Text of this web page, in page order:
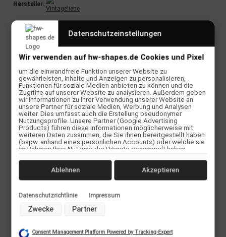
Hersteller:
Beschreibung
Endlich können wir Euch den schönen Schmuck von der Lieben
Kathrin von Vintageliebe anbieten. Maritimes Flair und schöne
Motive lassen dich noch mehr strahlen.
Extra für uns hat sie diese schönen Ketten, bestehend aus einem
Anker, Perlen und einem Seidenband gestaltet. Das Seidenband ist
schon mit einem Schiebeknoten versehen. So kannst du die Kette
beliebig verstellen.
TECHNISCHE DETAILS
Der Anhänger ist aus Edelstahl und dann mit 2 Schichten,
Gold oder Rosegold beschichtet.
Olive farbiges Seidenband verstellbar
Datenschutzeinstellungen
Wir verwenden auf hw-shapes.de Cookies und Pixel
um die einwandfreie Funktion unserer Website zu
gewährleisten, Inhalte und Anzeigen zu personalisieren,
Funktionen für soziale Medien anbieten zu können und die
Zugriffe auf unserer Website zu analysieren. Außerdem geben
wir Informationen zu Ihrer Verwendung unserer Website an
unsere Partner für soziale Medien, Werbung und Analysen
weiter. Dies umfasst auch die Erstellung pseudonymer
Nutzungsprofile. Unsere Partner (Google Advertising
Products) führen diese Informationen möglicherweise mit
weiteren Daten zusammen, die Sie ihnen bereitgestellt haben
(bspw. anhand eines persönlichen Accounts) oder welche sie
im Rahmen Ihrer Nutzung der Dienste gesammelt haben
Nutzung von Cookies und Pixeln können Sie jederzeit
widerrufen, indem Sie auf den Datenschutz-Button links unten
Zwecke der Datenverarbeitung durch unsere Partner:
Speichern von oder Zugriff auf Informationen auf einem
Erstellung von Profilen für personalisierte Werbung
Datenschutzrichtlinie Impressum
Zwecke Partner
Ablehnen Akzeptieren
Consent Management Platform Powered by Tracking-Expert